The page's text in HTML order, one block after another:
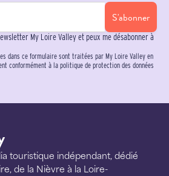
S'abonner
My Loire Valley et peux me désabonner à
dans ce formulaire sont traitées par My Loire Valley en
conformément à la politique de protection des données
touristique indépendant, dédié
de la Nièvre à la Loire-